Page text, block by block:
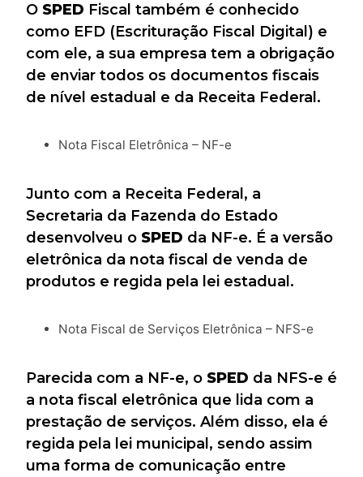
O SPED Fiscal também é conhecido
como EFD (Escrituração Fiscal Digital) e
com ele, a sua empresa tem a obrigação
de enviar todos os documentos fiscais
de nível estadual e da Receita Federal.
Nota Fiscal Eletrônica – NF-e
Junto com a Receita Federal, a
Secretaria da Fazenda do Estado
desenvolveu o SPED da NF-e. É a versão
eletrônica da nota fiscal de venda de
produtos e regida pela lei estadual.
Nota Fiscal de Serviços Eletrônica – NFS-e
Parecida com a NF-e, o SPED da NFS-e é
a nota fiscal eletrônica que lida com a
prestação de serviços. Além disso, ela é
regida pela lei municipal, sendo assim
uma forma de comunicação entre